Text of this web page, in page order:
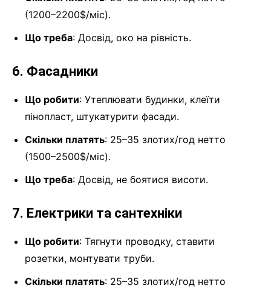
(1200–2200$/міс).
Що треба: Досвід, око на рівність.
6. Фасадники
Що робити: Утеплювати будинки, клеїти
пінопласт, штукатурити фасади.
Скільки платять: 25–35 злотих/год нетто
(1500–2500$/міс).
Що треба: Досвід, не боятися висоти.
7. Електрики та сантехніки
Що робити: Тягнути проводку, ставити
розетки, монтувати труби.
Скільки платять: 25–35 злотих/год нетто